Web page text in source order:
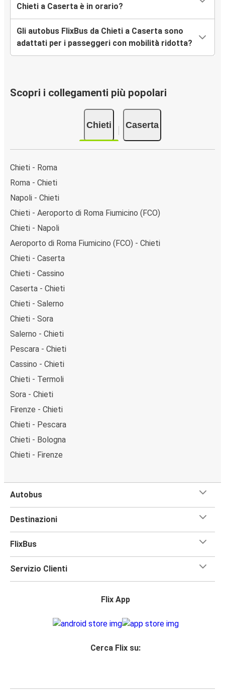
Chieti a Caserta è in orario?
Gli autobus FlixBus da Chieti a Caserta sono
adattati per i passeggeri con mobilità ridotta?
Scopri i collegamenti più popolari
Chieti Caserta
Chieti - Roma
Roma - Chieti
Napoli - Chieti
Chieti - Aeroporto di Roma Fiumicino (FCO)
Chieti - Napoli
Aeroporto di Roma Fiumicino (FCO) - Chieti
Chieti - Caserta
Chieti - Cassino
Caserta - Chieti
Chieti - Salerno
Chieti - Sora
Salerno - Chieti
Pescara - Chieti
Cassino - Chieti
Chieti - Termoli
Sora - Chieti
Firenze - Chieti
Chieti - Pescara
Chieti - Bologna
Chieti - Firenze
Autobus
Destinazioni
FlixBus
Servizio Clienti
Flix App
Cerca Flix su: